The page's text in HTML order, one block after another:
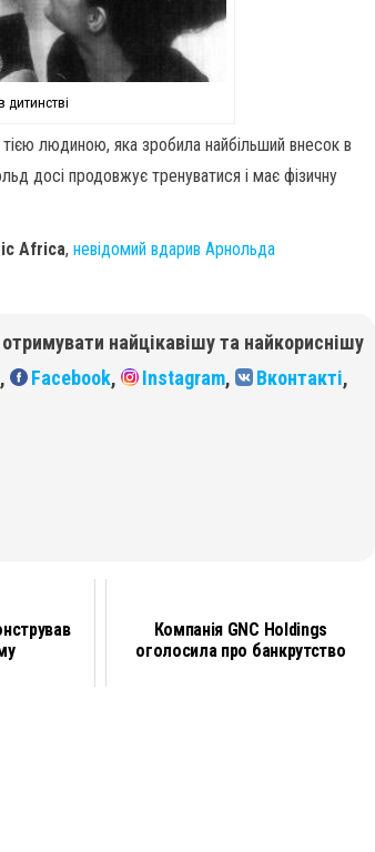
людиною, яка зробила найбільший внесок в
досі продовжує тренуватися і має фізичну
Africa, невідомий вдарив Арнольда
найцікавішу та найкориснішу
, Facebook, Instagram, Вконтакті,
Компанія GNC Holdings
оголосила про банкрутство